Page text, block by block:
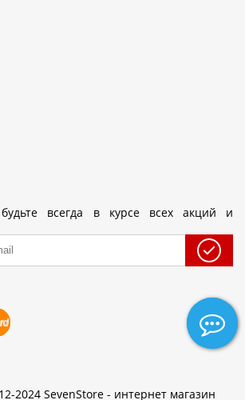
всегда в курсе всех акций и
2024 SevenStore - интернет магазин